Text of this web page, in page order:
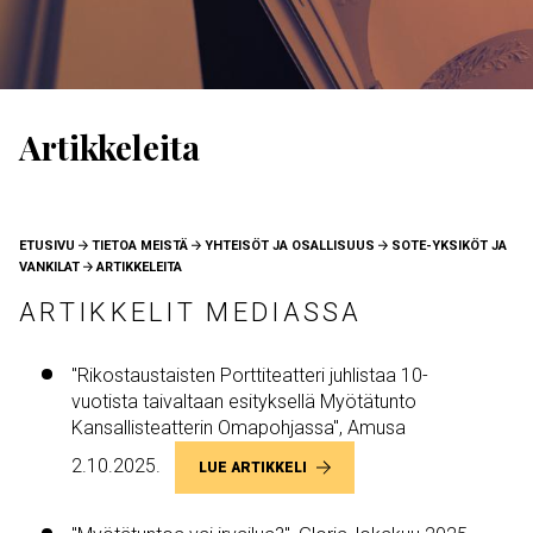
Artikkeleita
MURUPOLKU
ETUSIVU TIETOA MEISTÄ YHTEISÖT JA OSALLISUUS
SOTE-YKSIKÖT JA
VANKILAT
ARTIKKELEITA
ARTIKKELIT MEDIASSA
"Rikostaustaisten Porttiteatteri juhlistaa 10-
vuotista taivaltaan esityksellä Myötätunto
Kansallisteatterin Omapohjassa", Amusa
2.10.2025.
LUE ARTIKKELI